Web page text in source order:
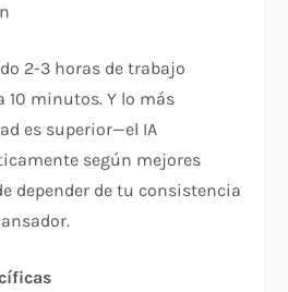
2-3 horas de trabajo
minutos. Y lo más
es superior—el IA
según mejores
depender de tu consistencia